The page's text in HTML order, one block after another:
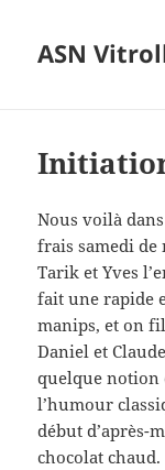
ASN
Nous voilà
frais samedi
Tarik et Yves
fait une rapide
manips, et on
Daniel et
quelque notion
l’humour
début
chocolat chaud.